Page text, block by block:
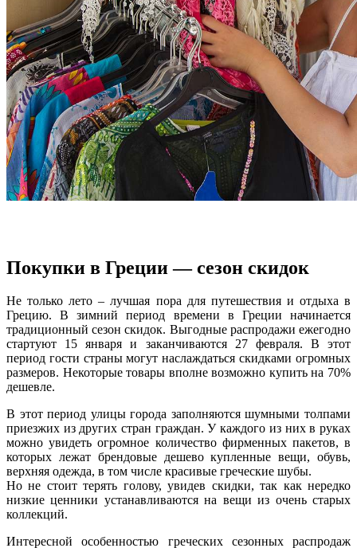
Покупки в Греции — сезон скидок
Не только лето – лучшая пора для путешествия и отдыха в
Грецию. В зимний период времени в Греции начинается
традиционный сезон скидок. Выгодные распродажи ежегодно
стартуют 15 января и заканчиваются 27 февраля. В этот
период гости страны могут наслаждаться скидками огромных
размеров. Некоторые товары вполне возможно купить на 70%
дешевле.
В этот период улицы города заполняются шумными толпами
приезжих из других стран граждан. У каждого из них в руках
можно увидеть огромное количество фирменных пакетов, в
которых лежат брендовые дешево купленные вещи, обувь,
верхняя одежда, в том числе красивые греческие шубы.
Но не стоит терять голову, увидев скидки, так как нередко
низкие ценники устанавливаются на вещи из очень старых
коллекций.
Интересной особенностью греческих сезонных распродаж